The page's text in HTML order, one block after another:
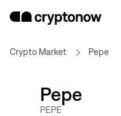
Crypto Market Pepe
Pepe
PEPE